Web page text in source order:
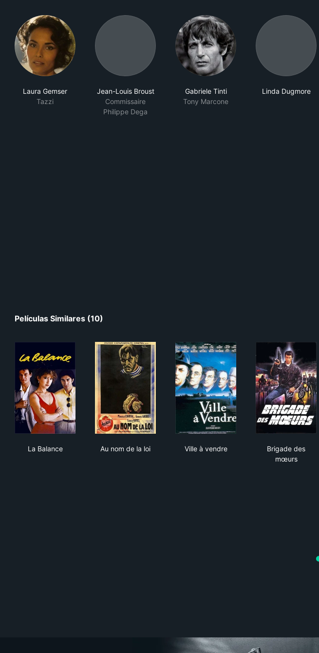
Laura Gemser
Tazzi
Jean-Louis Broust
Commissaire
Philippe Dega
Gabriele Tinti
Tony Marcone
Linda Dugmore
Películas Similares (10)
La Balance
Au nom de la loi
Ville à vendre
Brigade des
mœurs